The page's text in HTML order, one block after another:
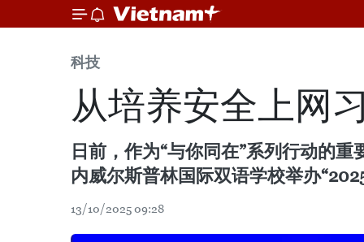
科技
从培养安全上网
日前，作为“与你同在”系列行动的
内威尔斯普林国际双语学校举办
13/10/2025 09:28